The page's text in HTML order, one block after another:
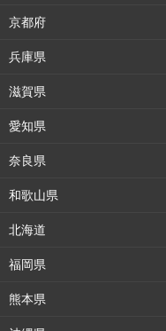
京都府
兵庫県
滋賀県
愛知県
奈良県
和歌山県
北海道
福岡県
熊本県